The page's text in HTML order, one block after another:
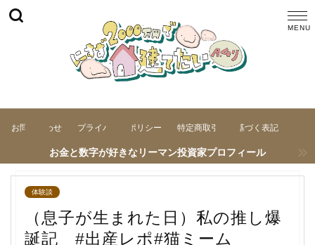
お問い合わせ プライバシーポリシー 特定商取引法に基づく表記
お金と数字が好きなリーマン投資家プロフィール
体験談
（息子が生まれた日）私の推し爆
誕記 #出産レポ#猫ミーム